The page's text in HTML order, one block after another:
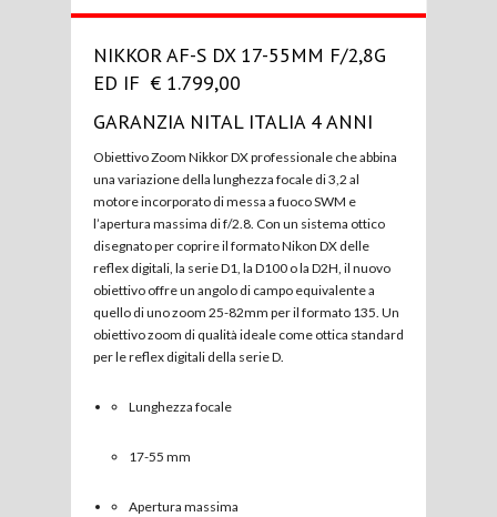
NIKKOR AF-S DX 17-55MM F/2,8G
ED IF € 1.799,00
GARANZIA NITAL ITALIA 4 ANNI
Obiettivo Zoom Nikkor DX professionale che abbina
una variazione della lunghezza focale di 3,2 al
motore incorporato di messa a fuoco SWM e
l’apertura massima di f/2.8. Con un sistema ottico
disegnato per coprire il formato Nikon DX delle
reflex digitali, la serie D1, la D100 o la D2H, il nuovo
obiettivo offre un angolo di campo equivalente a
quello di uno zoom 25-82mm per il formato 135. Un
obiettivo zoom di qualità ideale come ottica standard
per le reflex digitali della serie D.
Lunghezza focale
17-55 mm
Apertura massima